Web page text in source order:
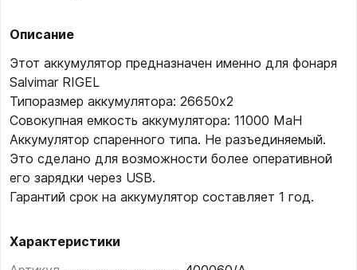
Описание
Этот аккумулятор предназначен именно для фонаря
Salvimar RIGEL
Типоразмер аккумулятора: 26650х2
Совокупная емкость аккумулятора: 11000 MaH
Аккумулятор спаренного типа. Не разъединяемый.
Это сделано для возможности более оперативной
его зарядки через USB.
Гарантий срок на аккумулятор составляет 1 год.
Характеристики